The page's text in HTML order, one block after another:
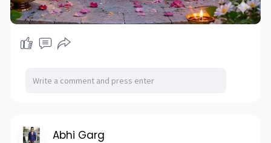
Abhi Garg